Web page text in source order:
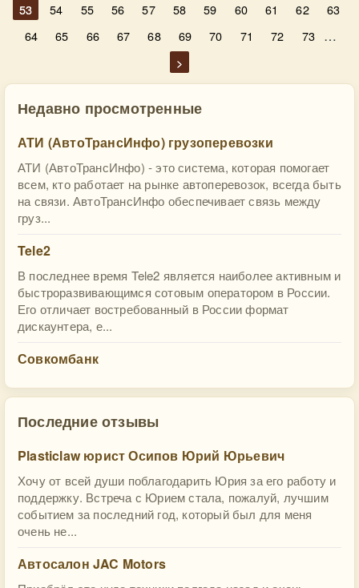
53
54 55 56 57 58 59 60 61 62
63
64
65 66 67 68 69 70 71 72 73 …
>
Недавно просмотренные
АТИ (АвтоТрансИнфо) грузоперевозки
АТИ (АвтоТрансИнфо) - это система, которая помогает
всем, кто работает на рынке автоперевозок, всегда быть
на связи. АвтоТрансИнфо обеспечивает связь между
груз...
Tele2
В последнее время Tele2 является наиболее активным и
быстроразвивающимся сотовым оператором в России.
Его отличает востребованный в России формат
дискаунтера, е...
Совкомбанк
Последние отзывы
Plasticlaw юрист Осипов Юрий Юрьевич
Хочу от всей души поблагодарить Юрия за его работу и
поддержку. Встреча с Юрием стала, пожалуй, лучшим
событием за последний год, который был для меня
очень не...
Автосалон JAC Motors